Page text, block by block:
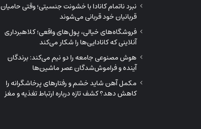
نبرد ناتمام کانادا با خشونت جنسیتی؛ وقتی حامیان
قربانیان خود قربانی می‌شوند
فروشگاه‌های خیالی، پول‌های واقعی؛ کلاهبرداری
آنلاینی که کانادایی‌ها را شکار می‌کند
هوش مصنوعی جامعه را دو نیم می‌کند: برندگان
آینده و فراموش‌شدگان عصر ماشین‌ها
مکمل آهن شاید خشم و رفتارهای پرخاشگرانه را
کاهش دهد؟ کشف تازه درباره ارتباط تغذیه و مغز